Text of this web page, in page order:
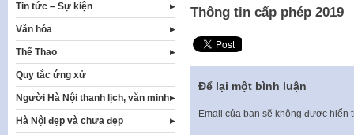
Thông tin cấp phép 2019
Để lại một bình luận
Email của bạn sẽ không được hiển
Tin tức – Sự kiện
Văn hóa
Thể Thao
Quy tắc ứng xử
Người Hà Nội thanh lịch, văn minh
Hà Nội đẹp và chưa đẹp